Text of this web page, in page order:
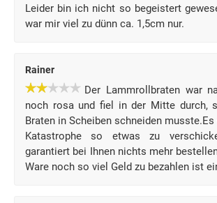
Leider bin ich nicht so begeistert
war mir viel zu dünn ca. 1,5cm nur.
Rainer
Der Lammrollbraten war
noch rosa und fiel in der Mitte durch,
Braten in Scheiben schneiden
Katastrophe so etwas zu
garantiert bei Ihnen nichts mehr
Ware noch so viel Geld zu bezahlen ist